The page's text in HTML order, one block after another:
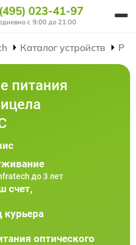
023-41-97
с 9:00 до 21:00
Каталог устройств
питания
до 3 лет
счет,
курьера
оптического